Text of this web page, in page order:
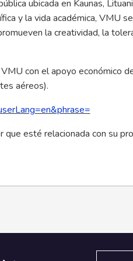
ubicada en Kaunas,
y la vida académica, VMU
la creatividad, la
con el apoyo económico
aéreos).
esté relacionada con su